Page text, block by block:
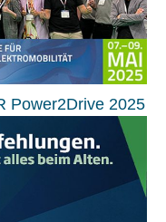
Power2Drive 2025